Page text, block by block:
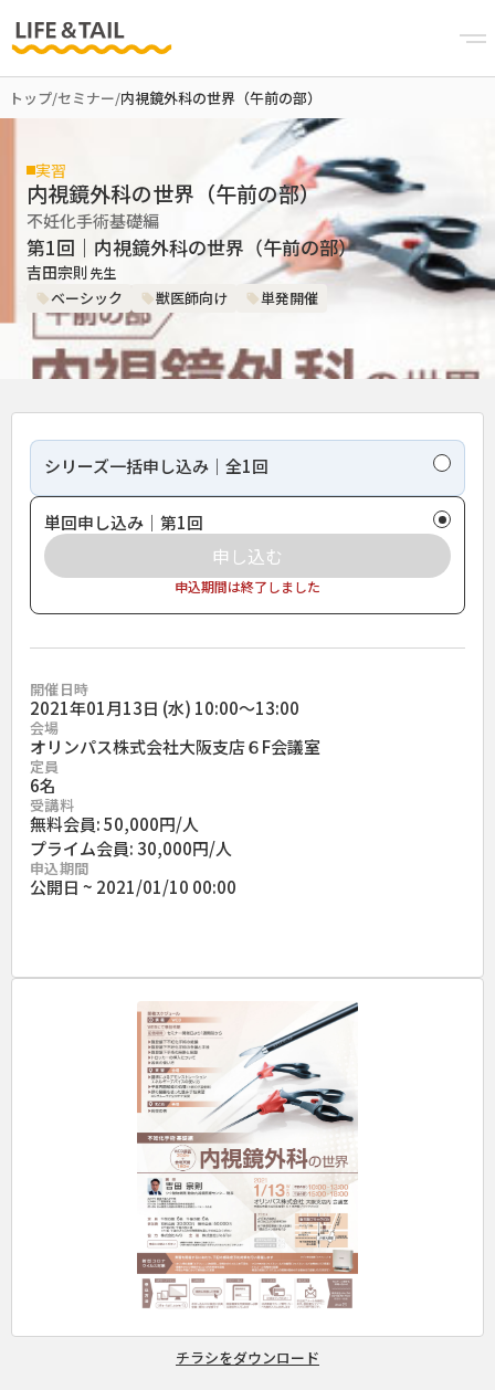
トップ/セミナー/内視鏡外科の世界（午前の部）
実習
内視鏡外科の世界（午前の部）
不妊化手術基礎編
第1回｜内視鏡外科の世界（午前の部）
吉田宗則先生
ベーシック 獣医師向け 単発開催
シリーズ一括申し込み｜全1回
単回申し込み｜第1回
申し込む
申込期間は終了しました
開催日時
2021年01月13日 (水) 10:00〜13:00
会場
オリンパス株式会社大阪支店６F会議室
定員
6名
受講料
無料会員: 50,000円/人
プライム会員: 30,000円/人
申込期間
公開日 ~ 2021/01/10 00:00
チラシをダウンロード